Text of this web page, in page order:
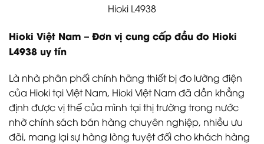
Hioki L4938
Hioki Việt Nam – Đơn vị cung cấp đầu đo Hioki
L4938 uy tín
Là nhà phân phối chính hãng thiết bị đo lường điện
của Hioki tại Việt Nam, Hioki Việt Nam đã dần khẳng
định được vị thế của mình tại thị trường trong nước
nhờ chính sách bán hàng chuyên nghiệp, nhiều ưu
đãi, mang lại sự hàng lòng tuyệt đối cho khách hàng